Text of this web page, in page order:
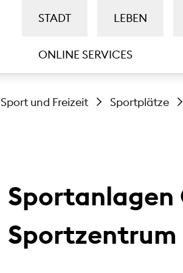
STADT LEBEN
ONLINE SERVICES
Sport und Freizeit Sportplätze
Sportanlagen
Sportzentrum